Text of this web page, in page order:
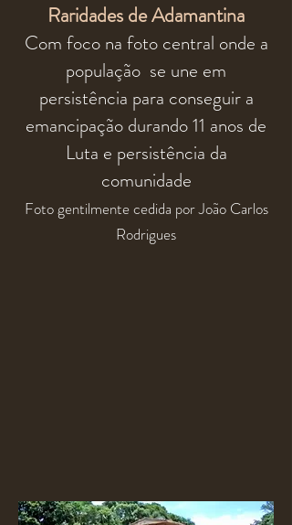
Raridades de Adamantina
Com foco na foto central onde a
população se une em
persistência para conseguir a
emancipação durando 11 anos de
Luta e persistência da
comunidade
Fotogentilmente cedida por João Carlos
Rodrigues